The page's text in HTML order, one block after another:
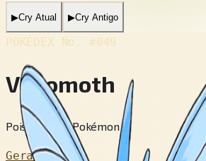
▶Cry Atual ▶Cry Antigo
POKÉDEX No. #049
Venomoth
Poison Moth Pokémon
Geração 1